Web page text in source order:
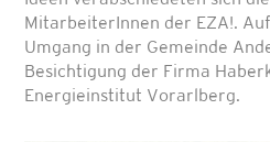
MitarbeiterInnen der EZA!.
Umgang in der Gemeinde
Besichtigung der Firma
Energieinstitut Vorarlberg.